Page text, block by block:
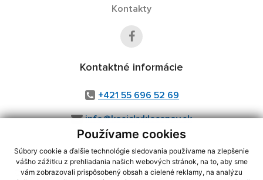
Používame cookies
Súbory cookie a ďalšie technológie sledovania používame na zlepšenie
vášho zážitku z prehliadania našich webových stránok, na to, aby sme
vám zobrazovali prispôsobený obsah a cielené reklamy, na analýzu
Kontakty
Kontaktné informácie
+421 55 696 52 69
info@kosickyklecenov.sk
využite možnosť získavania aktuálnych informácií s využitím RSS